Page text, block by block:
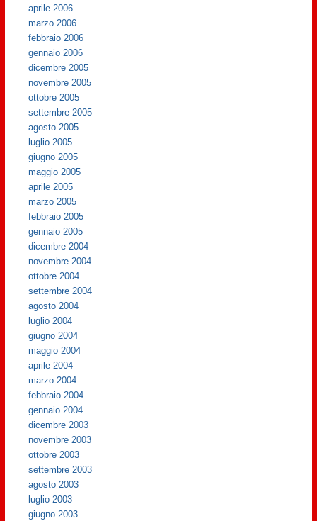
aprile 2006
marzo 2006
febbraio 2006
gennaio 2006
dicembre 2005
novembre 2005
ottobre 2005
settembre 2005
agosto 2005
luglio 2005
giugno 2005
maggio 2005
aprile 2005
marzo 2005
febbraio 2005
gennaio 2005
dicembre 2004
novembre 2004
ottobre 2004
settembre 2004
agosto 2004
luglio 2004
giugno 2004
maggio 2004
aprile 2004
marzo 2004
febbraio 2004
gennaio 2004
dicembre 2003
novembre 2003
ottobre 2003
settembre 2003
agosto 2003
luglio 2003
giugno 2003